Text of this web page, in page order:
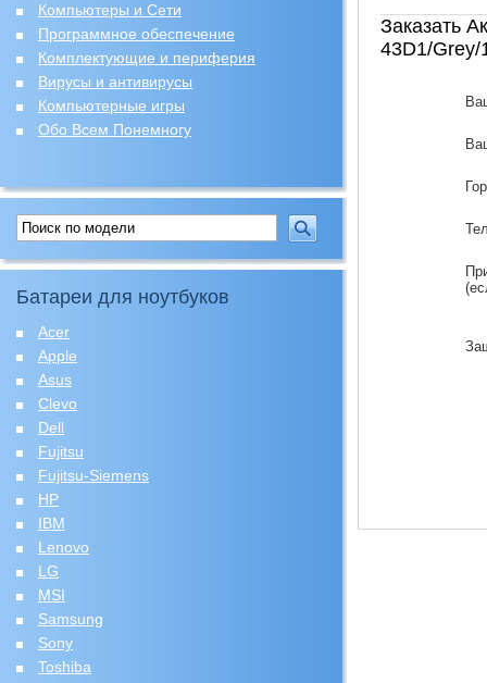
Компьютеры и Сети
Программное обеспечение
Комплектующие и периферия
Вирусы и антивирусы
Компьютерные игры
Обо Всем Понемногу
Батареи для ноутбуков
Acer
Apple
Asus
Clevo
Dell
Fujitsu
Fujitsu-Siemens
HP
IBM
Lenovo
LG
MSI
Samsung
Sony
Toshiba
Заказать
43D1/Grey/